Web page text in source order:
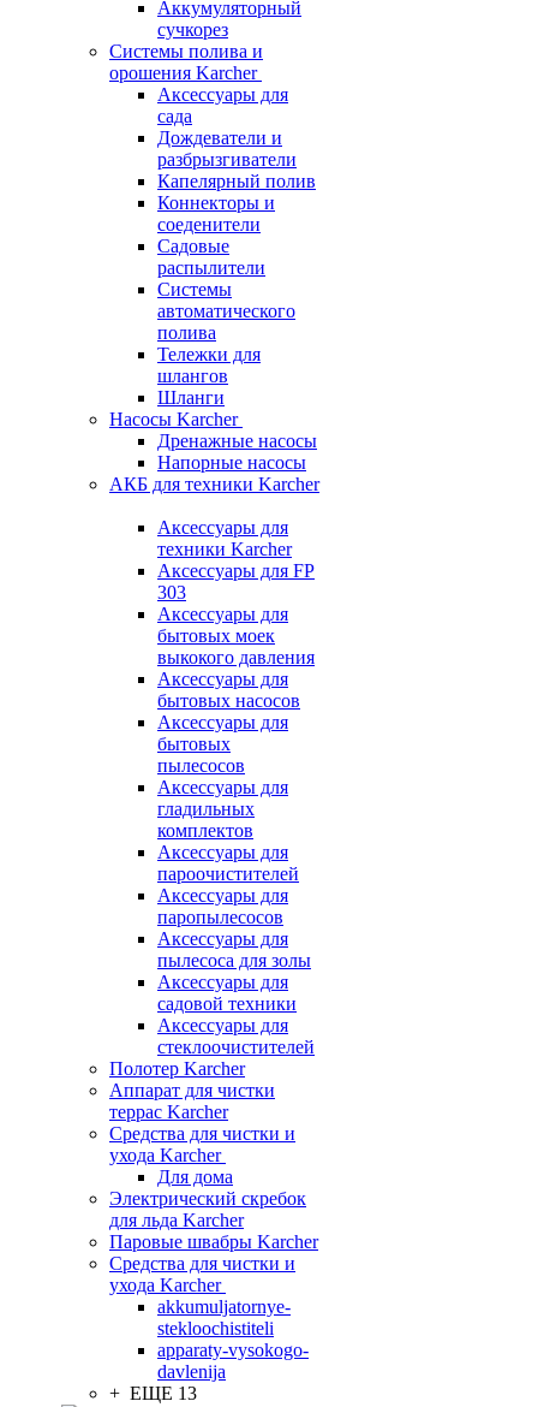
Аккумуляторный
сучкорез
Системы полива и
орошения Karcher
Аксессуары для
сада
Дождеватели и
разбрызгиватели
Капелярный полив
Коннекторы и
соеденители
Садовые
распылители
Системы
автоматического
полива
Тележки для
шлангов
Шланги
Насосы Karcher
Дренажные насосы
Напорные насосы
АКБ для техники Karcher
Аксессуары для
техники Karcher
Аксессуары для FP
303
Аксессуары для
бытовых моек
выкокого давления
Аксессуары для
бытовых насосов
Аксессуары для
бытовых
пылесосов
Аксессуары для
гладильных
комплектов
Аксессуары для
пароочистителей
Аксессуары для
паропылесосов
Аксессуары для
пылесоса для золы
Аксессуары для
садовой техники
Аксессуары для
стеклоочистителей
Полотер Karcher
Аппарат для чистки
террас Karcher
Средства для чистки и
ухода Karcher
Для дома
Электрический скребок
для льда Karcher
Паровые швабры Karcher
Средства для чистки и
ухода Karcher
akkumuljatornye-
stekloochistiteli
apparaty-vysokogo-
davlenija
+ ЕЩЕ 13